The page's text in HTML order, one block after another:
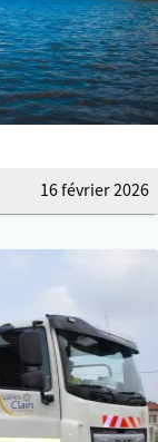
16 février 2026